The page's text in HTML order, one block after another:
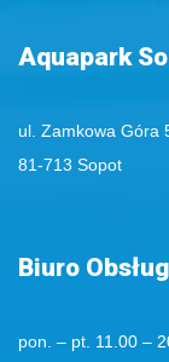
Aquapark
ul. Zamkowa Góra
81-713 Sopot
Biuro
pon. – pt. 11.00 –